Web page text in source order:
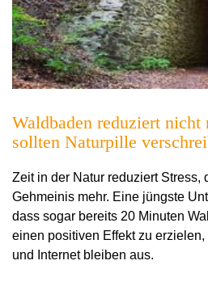
Waldbaden reduziert nicht
sollten Naturpille
Zeit in der Natur reduziert Stress,
Gehmeinis mehr. Eine jüngste
dass sogar bereits 20 Minuten
einen positiven Effekt zu
und Internet bleiben aus.